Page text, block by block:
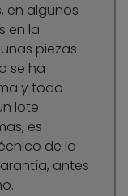
en algunos
en la
piezas
se ha
y todo
lote
es
de la
antes